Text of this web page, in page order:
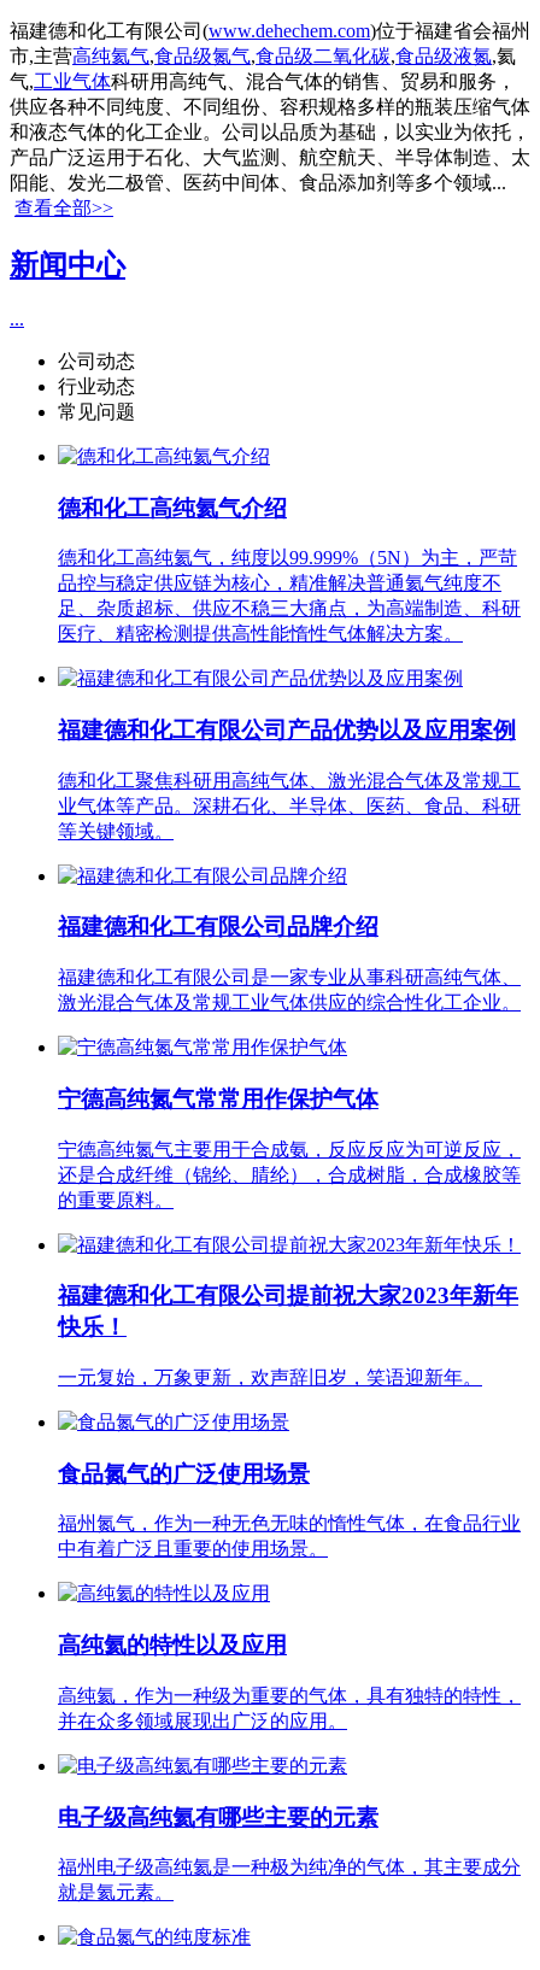
福建德和化工有限公司(www.dehechem.com)位于福建省会福州
市,主营高纯氦气,食品级氮气,食品级二氧化碳,食品级液氮,氦
气,工业气体科研用高纯气、混合气体的销售、贸易和服务，
供应各种不同纯度、不同组份、容积规格多样的瓶装压缩气体
和液态气体的化工企业。公司以品质为基础，以实业为依托，
产品广泛运用于石化、大气监测、航空航天、半导体制造、太
阳能、发光二极管、医药中间体、食品添加剂等多个领域...
查看全部>>
新闻中心
...
公司动态
行业动态
常见问题
德和化工高纯氦气介绍
德和化工高纯氦气，纯度以99.999%（5N）为主，严苛
品控与稳定供应链为核心，精准解决普通氦气纯度不
足、杂质超标、供应不稳三大痛点，为高端制造、科研
医疗、精密检测提供高性能惰性气体解决方案。
福建德和化工有限公司产品优势以及应用案例
德和化工聚焦科研用高纯气体、激光混合气体及常规工
业气体等产品。深耕石化、半导体、医药、食品、科研
等关键领域。
福建德和化工有限公司品牌介绍
福建德和化工有限公司是一家专业从事科研高纯气体、
激光混合气体及常规工业气体供应的综合性化工企业。
宁德高纯氮气常常用作保护气体
宁德高纯氮气主要用于合成氨，反应反应为可逆反应，
还是合成纤维（锦纶、腈纶），合成树脂，合成橡胶等
的重要原料。
福建德和化工有限公司提前祝大家2023年新年
快乐！
一元复始，万象更新，欢声辞旧岁，笑语迎新年。
食品氮气的广泛使用场景
福州氮气，作为一种无色无味的惰性气体，在食品行业
中有着广泛且重要的使用场景。
高纯氦的特性以及应用
高纯氦，作为一种级为重要的气体，具有独特的特性，
并在众多领域展现出广泛的应用。
电子级高纯氦有哪些主要的元素
福州电子级高纯氦是一种极为纯净的气体，其主要成分
就是氦元素。